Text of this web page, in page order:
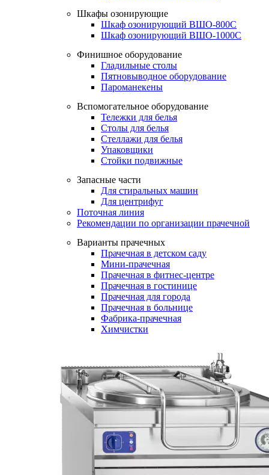
Шкафы озонирующие
Шкаф озонирующий ВШО-800С
Шкаф озонирующий ВШО-1000С
Финишное оборудование
Гладильные столы
Пятновыводное оборудование
Пароманекены
Вспомогательное оборудование
Тележки для белья
Столы для белья
Стеллажи для белья
Упаковщики
Стойки подвижные
Запасные части
Для стиральных машин
Для центрифуг
Поточная линия
Рекомендации по организации прачечной
Варианты прачечных
Прачечная в детском саду
Мини-прачечная
Прачечная в фитнес-центре
Прачечная в гостинице
Прачечная для города
Прачечная в больнице
Фабрика-прачечная
Химчистки